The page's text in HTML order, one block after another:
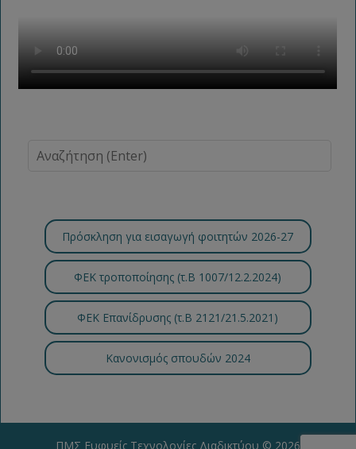
Πρόσκληση για εισαγωγή φοιτητών 2026-27
ΦΕΚ τροποποίησης (τ.B 1007/12.2.2024)
ΦΕΚ Επανίδρυσης (τ.Β 2121/21.5.2021)
Κανονισμός σπουδών 2024
ΠΜΣ Ευφυείς Τεχνολογίες Διαδικτύου © 2026